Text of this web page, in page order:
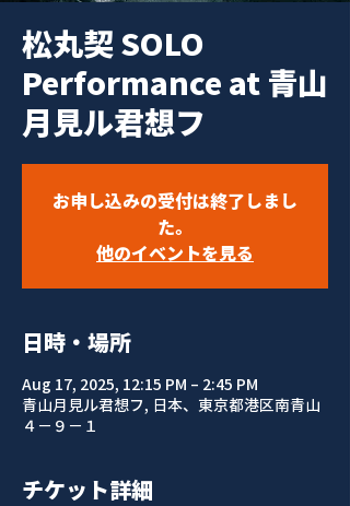
松丸契 SOLO
Performance at 青山
月見ル君想フ
お申し込みの受付は終了しまし
た。
他のイベントを見る
日時・場所
Aug 17, 2025, 12:15 PM – 2:45 PM
青山月見ル君想フ, 日本、東京都港区南青山
４−９−１
チケット詳細